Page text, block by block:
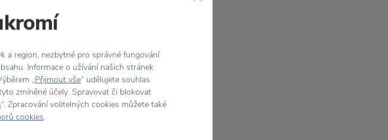
Eva Solo
Trio - Legio Nova
a region, nezbytné pro správné fungování
Informace o užívání našich stránek
„Přijmout vše“ udělujete souhlas
zmíněné účely. Spravovat či blokovat
“. Zpracování volitelných cookies můžete také
cookies.